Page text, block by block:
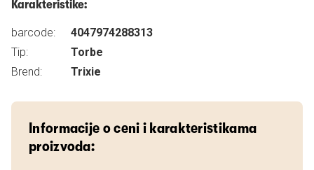
Karakteristike:
barcode:
4047974288313
Tip:
Torbe
Brend:
Trixie
Informacije o ceni i karakteristikama
proizvoda: